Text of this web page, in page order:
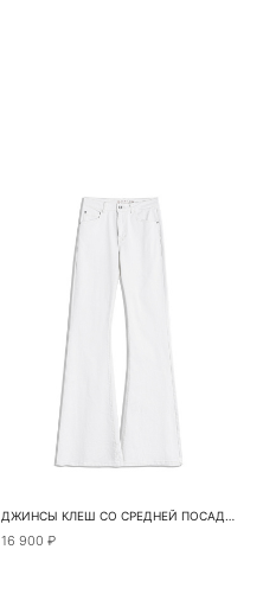
ДЖИНСЫ КЛЕШ СО СРЕДНЕЙ ПОСАДКОЙ
16 900 ₽